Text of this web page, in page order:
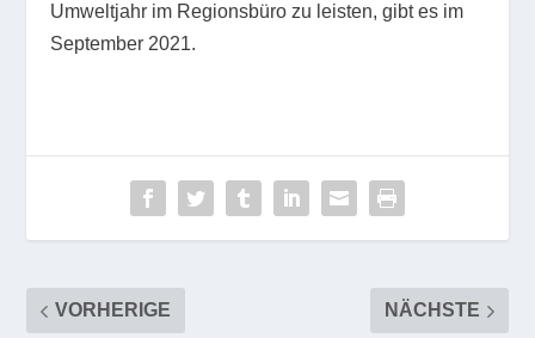
Umweltjahr im Regionsbüro zu leisten, gibt es im
September 2021.
VORHERIGE NÄCHSTE